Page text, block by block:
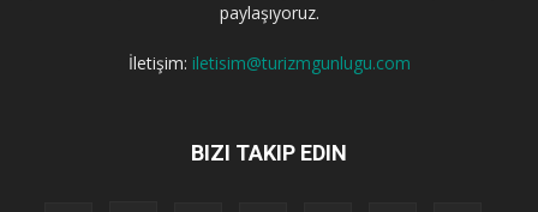
paylaşıyoruz.
İletişim: iletisim@turizmgunlugu.com
BIZI TAKIP EDIN